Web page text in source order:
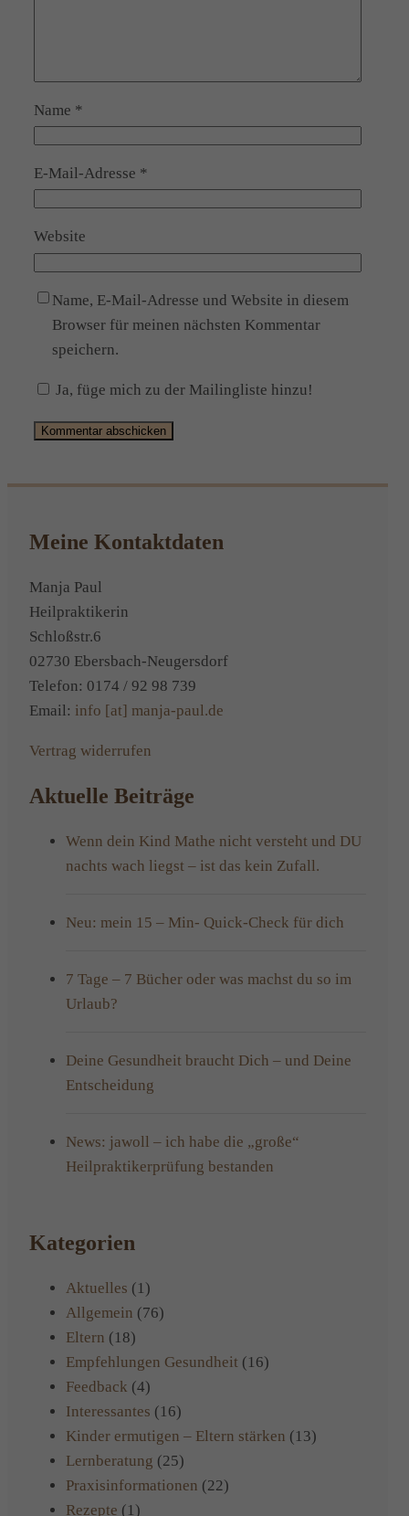
Name *
E-Mail-Adresse *
Website
Name, E-Mail-Adresse und Website in diesem
Browser für meinen nächsten Kommentar
speichern.
Ja, füge mich zu der Mailingliste hinzu!
Meine Kontaktdaten
Manja Paul
Heilpraktikerin
Schloßstr.6
02730 Ebersbach-Neugersdorf
Telefon: 0174 / 92 98 739
Email: info [at] manja-paul.de
Vertrag widerrufen
Aktuelle Beiträge
Wenn dein Kind Mathe nicht versteht und DU
nachts wach liegst – ist das kein Zufall.
Neu: mein 15 – Min- Quick-Check für dich
7 Tage – 7 Bücher oder was machst du so im
Urlaub?
Deine Gesundheit braucht Dich – und Deine
Entscheidung
News: jawoll – ich habe die „große“
Heilpraktikerprüfung bestanden
Kategorien
Aktuelles (1)
Allgemein (76)
Eltern (18)
Empfehlungen Gesundheit (16)
Feedback (4)
Interessantes (16)
Kinder ermutigen – Eltern stärken (13)
Lernberatung (25)
Praxisinformationen (22)
Rezepte (1)